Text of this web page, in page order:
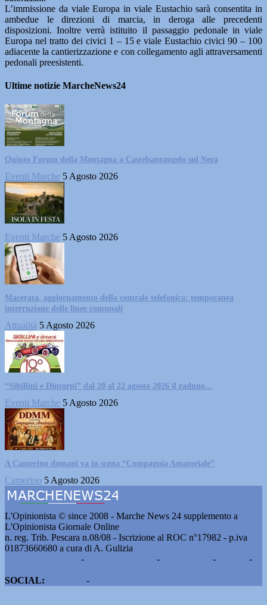
L’immissione da viale Europa in viale Eustachio sarà consentita in
ambedue le direzioni di marcia, in deroga alle precedenti
disposizioni. Inoltre verrà istituito il passaggio pedonale in viale
Europa nel tratto dei civici 1 – 15 e viale Eustachio civici 90 – 100
adiacente la cantierizzazione e con collegamento agli attraversamenti
pedonali preesistenti.
Ultime notizie MarcheNews24
Quinto Forum della Montagna a Castelsantangelo sul Nera
Eventi Marche 5 Agosto 2026
Eventi Marche 5 Agosto 2026
Macerata, aggiornamento della centrale telefonica: temporanea
interruzione delle linee comunali
Attualità 5 Agosto 2026
“Sibillini e Dintorni” dal 20 al 22 agosto 2026 il raduno...
Eventi Marche 5 Agosto 2026
A Camerino domani va in scena “Compagnia Amatoriale”
Camerino 5 Agosto 2026
L'Opinionista © since 2008 - Marche News 24 supplemento a
L'Opinionista Giornale Online
n. reg. Trib. Pescara n.08/08 - Iscrizione al ROC n°17982 - p.iva
01873660680 a cura di A. Gulizia
- - -
-
SOCIAL:
-